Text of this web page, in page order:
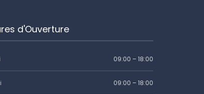
d'Ouverture
09:00 – 18:00
09:00 – 18:00